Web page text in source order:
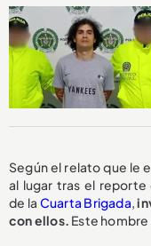
Según el relato que le
al lugar tras el reporte
de la Cuarta Brigada ,
con ellos. Este hombre